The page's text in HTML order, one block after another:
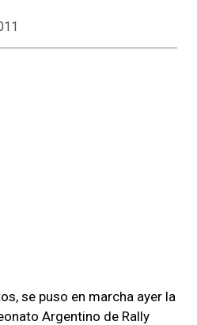
se puso en marcha ayer la
Argentino de Rally